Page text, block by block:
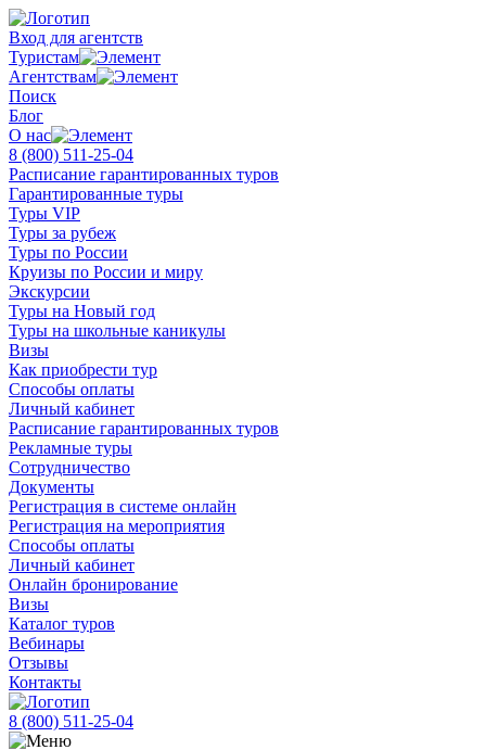
Вход для агентств
Туристам
Агентствам
Поиск
Блог
О нас
8 (800) 511-25-04
Расписание гарантированных туров
Гарантированные туры
Туры VIP
Туры за рубеж
Туры по России
Круизы по России и миру
Экскурсии
Туры на Новый год
Туры на школьные каникулы
Визы
Как приобрести тур
Способы оплаты
Личный кабинет
Расписание гарантированных туров
Рекламные туры
Сотрудничество
Документы
Регистрация в системе онлайн
Регистрация на мероприятия
Способы оплаты
Личный кабинет
Онлайн бронирование
Визы
Каталог туров
Вебинары
Отзывы
Контакты
8 (800) 511-25-04